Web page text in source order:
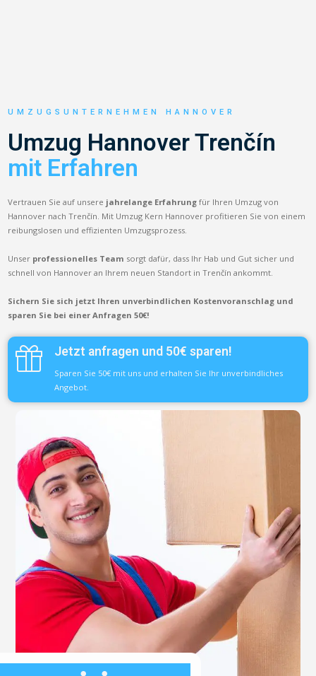
UMZUGSUNTERNEHMEN HANNOVER
Umzug Hannover Trenčín
mit Erfahren
Vertrauen Sie auf unsere jahrelange Erfahrung für Ihren Umzug von
Hannover nach Trenčín. Mit Umzug Kern Hannover profitieren Sie von einem
reibungslosen und effizienten Umzugsprozess.
Unser professionelles Team sorgt dafür, dass Ihr Hab und Gut sicher und
schnell von Hannover an Ihrem neuen Standort in Trenčín ankommt.
Sichern Sie sich jetzt Ihren unverbindlichen Kostenvoranschlag und
sparen Sie bei einer Anfragen 50€!
Jetzt anfragen und 50€ sparen!
Sparen Sie 50€ mit uns und erhalten Sie Ihr unverbindliches
Angebot.